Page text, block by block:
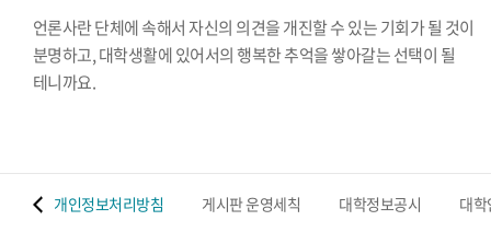
언론사란 단체에 속해서 자신의 의견을 개진할 수 있는 기회가 될 것이
분명하고, 대학생활에 있어서의 행복한 추억을 쌓아갈는 선택이 될
테니까요.
개인정보처리방침 게시판 운영세칙 대학정보공시 대